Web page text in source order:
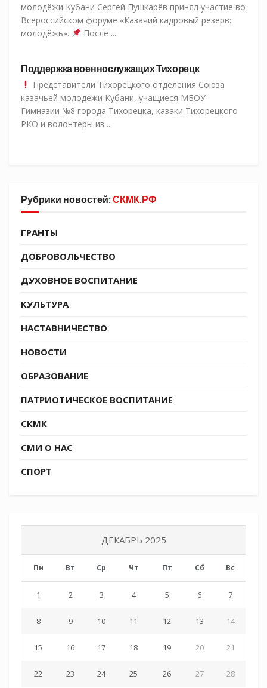
молодёжи Кубани Сергей Пушкарёв принял участие во
Всероссийском форуме «Казачий кадровый резерв:
молодёжь».
После ...
Поддержка военнослужащих Тихорецк
Представители Тихорецкого отделения Союза
казачьей молодежи Кубани, учащиеся МБОУ
Гимназии №8 города Тихорецка, казаки Тихорецкого
РКО и волонтеры из ...
Рубрики новостей:СКМК.РФ
ГРАНТЫ
ДОБРОВОЛЬЧЕСТВО
ДУХОВНОЕ ВОСПИТАНИЕ
КУЛЬТУРА
НАСТАВНИЧЕСТВО
НОВОСТИ
ОБРАЗОВАНИЕ
ПАТРИОТИЧЕСКОЕ ВОСПИТАНИЕ
СКМК
СМИ О НАС
СПОРТ
ДЕКАБРЬ 2025
Пн Вт Ср Чт Пт Сб Вс
1 2 3 4 5 6 7
8 9 10 11 12 13 14
15 16 17 18 19 20 21
22 23 24 25 26 27 28